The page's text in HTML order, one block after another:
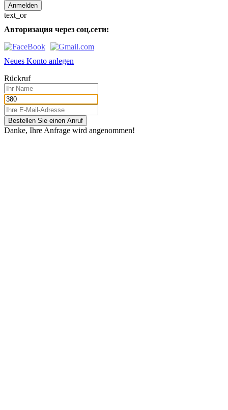
text_or
Авторизация через соц.сети:
Neues Konto anlegen
Rückruf
Bestellen Sie einen Anruf
Danke, Ihre Anfrage wird angenommen!